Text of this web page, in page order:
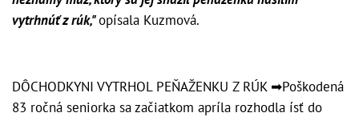
vytrhnúť z rúk,"opísala Kuzmová.
DÔCHODKYNI VYTRHOL PEŇAŽENKU Z RÚK ➡Poškodená
83 ročná seniorka sa začiatkom apríla rozhodla ísť do